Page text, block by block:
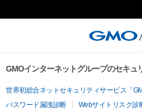
GMOインターネットグループのセキュ
世界初総合ネットセキュリティサービス「
パスワード漏洩診断
Webサイトリスク診